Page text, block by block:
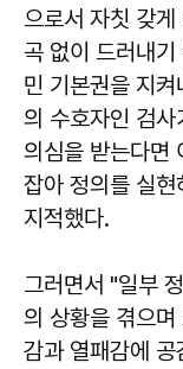
으로서 자칫 갖
곡 없이 드러내
민 기본권을 지
의 수호자인 검
의심을 받는다면
잡아 정의를 실
지적했다.
그러면서 "일부
의 상황을 겪으
감과 열패감에